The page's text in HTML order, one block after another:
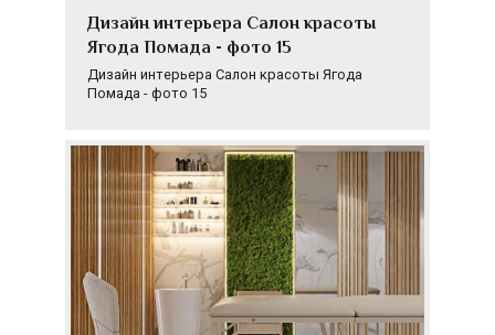
Дизайн интерьера Салон красоты
Ягода Помада - фото 15
Дизайн интерьера Салон красоты Ягода
Помада - фото 15